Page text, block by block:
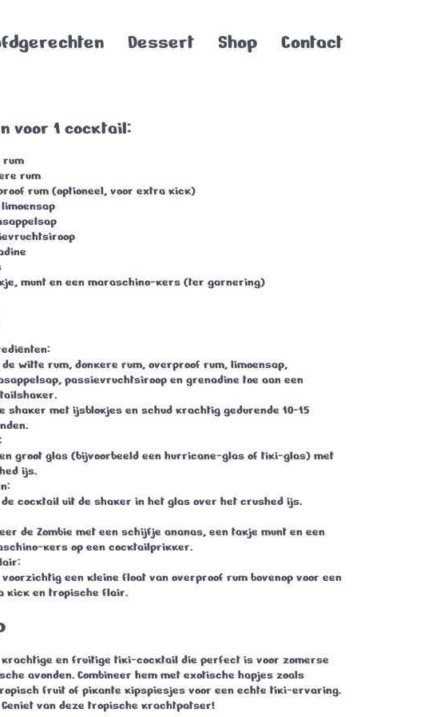
Dessert Shop Contact
voor 1 cocktail:
rum
rum (optioneel, voor extra kick)
, munt en een maraschino-kers (ter garnering)
:
de witte rum, donkere rum, overproof rum, limoensap,
passievruchtsiroop en grenadine toe aan een
shaker met ijsblokjes en schud krachtig gedurende 10-15
:
groot glas (bijvoorbeeld een hurricane-glas of tiki-glas) met
ijs.
:
cocktail uit de shaker in het glas over het crushed ijs.
de Zombie met een schijfje ananas, een takje munt en een
kers op een cocktailprikker.
:
voorzichtig een kleine float van overproof rum bovenop voor een
kick en tropische flair.
en fruitige tiki-cocktail die perfect is voor zomerse
avonden. Combineer hem met exotische hapjes zoals
fruit of pikante kipspiesjes voor een echte tiki-ervaring.
Geniet van deze tropische krachtpatser!